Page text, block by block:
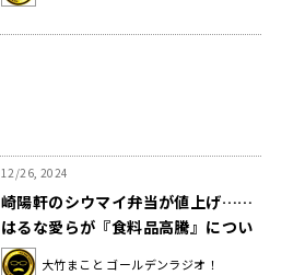
12/26, 2024
崎陽軒のシウマイ弁当が値上げ……
はるな愛らが『食料品高騰』につい
て語る
大竹まこと ゴールデンラジオ！